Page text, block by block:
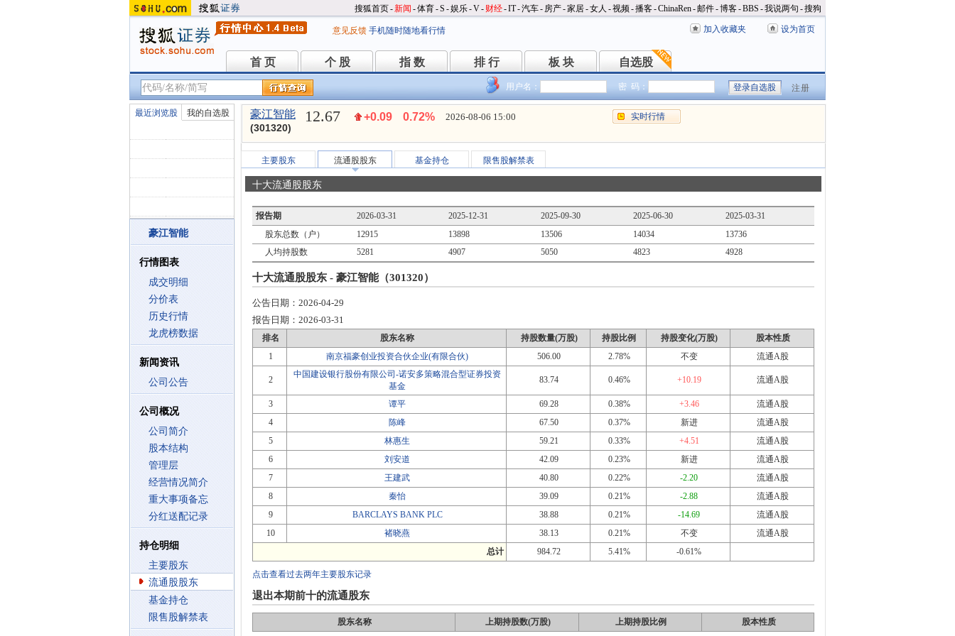
搜狐首页-新闻 -体育-S -娱乐-V- 财经-IT-汽车- 房产-家居-女人 -视频-播客-ChinaRen-邮件-博客-BBS -我说两句 -搜狗
意见反馈 手机随时随地看行情 加入收藏夹 设为首页
首 页
首 页 个 股
个 股 指 数
指 数 排 行
排 行 板 块
板 块 自选股
自选股
用户名： 密 码： 注册
最近浏览股 我的自选股
豪江智能
行情图表
成交明细
分价表
历史行情
龙虎榜数据
新闻资讯
公司公告
公司概况
公司简介
股本结构
管理层
经营情况简介
重大事项备忘
分红送配记录
持仓明细
主要股东
流通股股东
基金持仓
限售股解禁表
豪江智能
(301320)
12.67 +0.09 0.72% 2026-08-06 15:00 实时行情
主要股东 流通股股东 基金持仓 限售股解禁表
十大流通股股东
报告期 2026-03-31 2025-12-31 2025-09-30 2025-06-30
2025-03-31
股东总数（户）
12915 13898 13506 14034
13736
人均持股数
5281 4907 5050 4823 4928
十大流通股股东 - 豪江智能（301320）
公告日期： 2026-04-29
报告日期： 2026-03-31
排名 股东名称 持股数量(万股) 持股比例 持股变化(万股)
股本性质
1
南京福豪创业投资合伙企业(有限合伙) 506.00 2.78% 不变 流通A股
2
中国建设银行股份有限公司-诺安多策略混合型证券投资
基金
83.74 0.46% +10.19 流通A股
3 谭平 69.28 0.38% +3.46
流通A股
4
陈峰 67.50 0.37% 新进
流通A股
5
林惠生 59.21 0.33% +4.51
流通A股
6
刘安道 42.09 0.23% 新进
流通A股
7
王建武 40.80 0.22% -2.20
流通A股
8
秦怡 39.09 0.21% -2.88
流通A股
9
BARCLAYS BANK PLC 38.88 0.21% -14.69
流通A股
10
褚晓燕 38.13 0.21% 不变
流通A股
总计
984.72 5.41% -0.61%
点击查看过去两年主要股东记录
退出本期前十的流通股东
股东名称 上期持股数(万股) 上期持股比例 股本性质